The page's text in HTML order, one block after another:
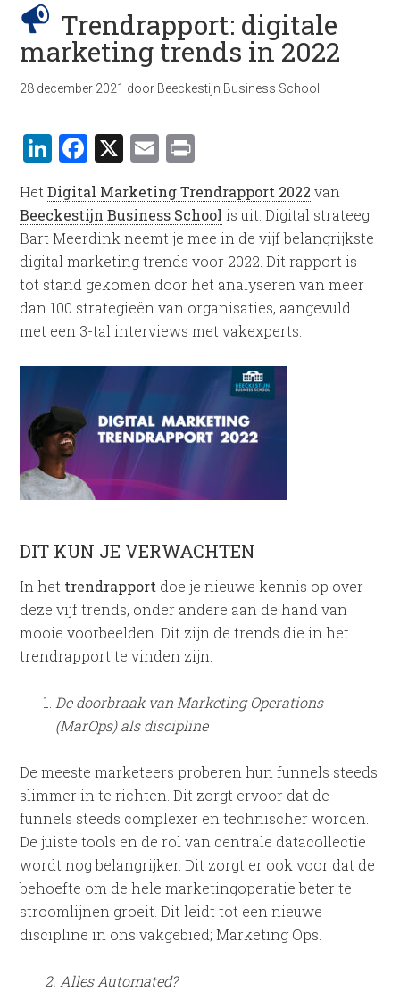
Trendrapport: digitale
marketing trends in 2022
28 december 2021 door Beeckestijn Business School
LinkedIn
Facebook
X Email
HetDigital Marketing Trendrapport 2022 van
Beeckestijn Business School is uit. Digital strateeg
Bart Meerdink neemt je mee in de vijf belangrijkste
digital marketing trends voor 2022. Dit rapport is
tot stand gekomen door het analyseren van meer
dan 100 strategieën van organisaties, aangevuld
met een 3-tal interviews met vakexperts.
DIT KUN JE VERWACHTEN
In het trendrapport doe je nieuwe kennis op over
deze vijf trends, onder andere aan de hand van
mooie voorbeelden. Dit zijn de trends die in het
trendrapport te vinden zijn:
De doorbraak van Marketing Operations
(MarOps) als discipline
De meeste marketeers proberen hun funnels steeds
slimmer in te richten. Dit zorgt ervoor dat de
funnels steeds complexer en technischer worden.
De juiste tools en de rol van centrale datacollectie
wordt nog belangrijker. Dit zorgt er ook voor dat de
behoefte om de hele marketingoperatie beter te
stroomlijnen groeit. Dit leidt tot een nieuwe
discipline in ons vakgebied; Marketing Ops.
2. Alles Automated?